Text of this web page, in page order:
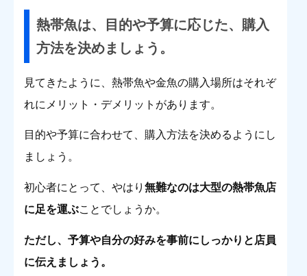
熱帯魚は、目的や予算に応じた、購入
方法を決めましょう。
見てきたように、熱帯魚や金魚の購入場所はそれぞ
れにメリット・デメリットがあります。
目的や予算に合わせて、購入方法を決めるようにし
ましょう。
初心者にとって、やはり 無難なのは大型の熱帯魚店
に足を運ぶことでしょうか。
ただし、予算や自分の好みを事前にしっかりと店員
に伝えましょう。